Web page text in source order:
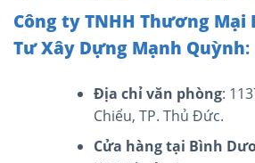
Công ty TNHH Thương Mại
Tư Xây Dựng Mạnh Quỳnh:
Địa chỉ văn phòng:
Chiểu, TP. Thủ Đức.
Cửa hàng tại Bình